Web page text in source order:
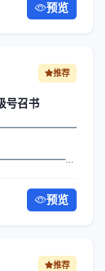
预览
推荐
号召书
预览
推荐